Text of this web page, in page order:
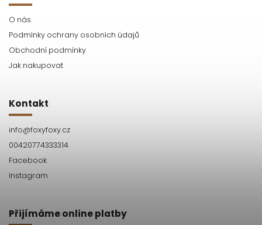
O nás
Podmínky ochrany osobních údajů
Obchodní podmínky
Jak nakupovat
Kontakt
info@foxyfoxy.cz
00420774333314
Facebook
Instagram
Přijímáme online platby